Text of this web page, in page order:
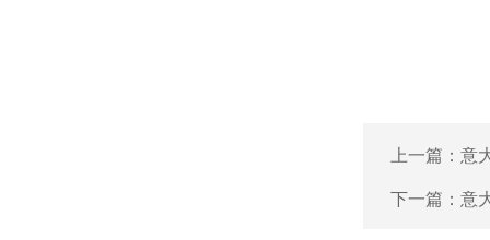
上一篇： 意
下一篇： 意